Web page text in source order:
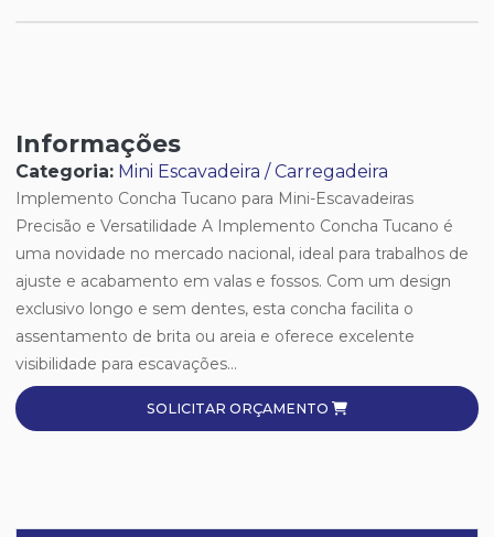
Informações
Categoria: Mini Escavadeira / Carregadeira
Implemento Concha Tucano para Mini-Escavadeiras
Precisão e Versatilidade A Implemento Concha Tucano é
uma novidade no mercado nacional, ideal para trabalhos de
ajuste e acabamento em valas e fossos. Com um design
exclusivo longo e sem dentes, esta concha facilita o
assentamento de brita ou areia e oferece excelente
visibilidade para escavações...
SOLICITAR ORÇAMENTO